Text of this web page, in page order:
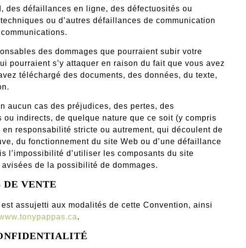
des défaillances en ligne, des défectuosités ou
ou d’autres défaillances de communication
des dommages que pourraient subir votre
pourraient s’y attaquer en raison du fait que vous avez
téléchargé des documents, des données, du texte,
aucun cas des préjudices, des pertes, des
indirects, de quelque nature que ce soit (y compris
responsabilité stricte ou autrement, qui découlent de
du fonctionnement du site Web ou d’une défaillance
l’impossibilité d’utiliser les composants du site
de la possibilité de dommages.
DE VENTE
assujetti aux modalités de cette Convention, ainsi
.